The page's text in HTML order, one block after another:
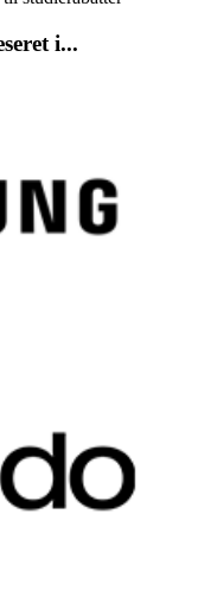
i...